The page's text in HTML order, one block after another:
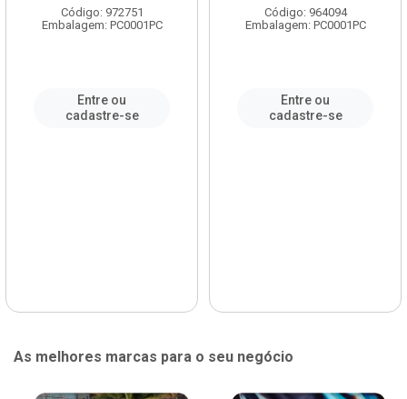
Código: 972751
Embalagem: PC0001PC
Entre ou
cadastre-se
Código: 964094
Embalagem: PC0001PC
Entre ou
cadastre-se
As melhores marcas para o seu negócio